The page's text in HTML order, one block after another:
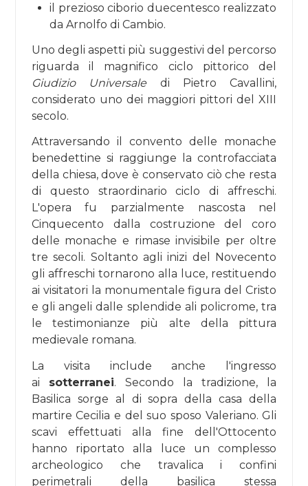
il prezioso ciborio duecentesco realizzato
da Arnolfo di Cambio.
Uno degli aspetti più suggestivi del percorso
riguarda il magnifico ciclo pittorico del
Giudizio Universale di Pietro Cavallini,
considerato uno dei maggiori pittori del XIII
secolo.
Attraversando il convento delle monache
benedettine si raggiunge la controfacciata
della chiesa, dove è conservato ciò che resta
di questo straordinario ciclo di affreschi.
L'opera fu parzialmente nascosta nel
Cinquecento dalla costruzione del coro
delle monache e rimase invisibile per oltre
tre secoli. Soltanto agli inizi del Novecento
gli affreschi tornarono alla luce, restituendo
ai visitatori la monumentale figura del Cristo
e gli angeli dalle splendide ali policrome, tra
le testimonianze più alte della pittura
medievale romana.
La visita include anche l'ingresso
ai sotterranei. Secondo la tradizione, la
Basilica sorge al di sopra della casa della
martire Cecilia e del suo sposo Valeriano. Gli
scavi effettuati alla fine dell'Ottocento
hanno riportato alla luce un complesso
archeologico che travalica i confini
perimetrali della basilica stessa